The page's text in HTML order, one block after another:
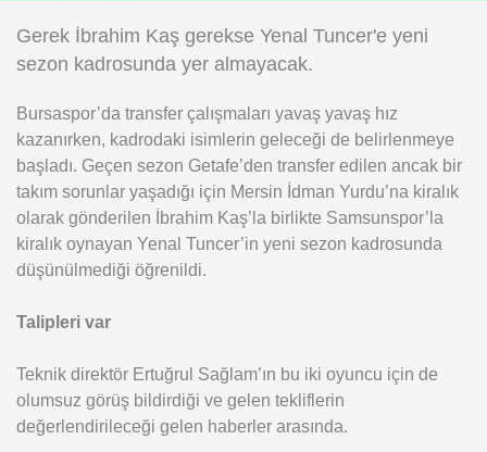
Instagram
iOS
Gerek İbrahim Kaş gerekse Yenal Tuncer'e yeni
sezon kadrosunda yer almayacak.
Bursaspor’da transfer çalışmaları yavaş yavaş hız
kazanırken, kadrodaki isimlerin geleceği de belirlenmeye
başladı. Geçen sezon Getafe’den transfer edilen ancak bir
takım sorunlar yaşadığı için Mersin İdman Yurdu’na kiralık
olarak gönderilen İbrahim Kaş’la birlikte Samsunspor’la
kiralık oynayan Yenal Tuncer’in yeni sezon kadrosunda
düşünülmediği öğrenildi.
Talipleri var
Teknik direktör Ertuğrul Sağlam’ın bu iki oyuncu için de
olumsuz görüş bildirdiği ve gelen tekliflerin
değerlendirileceği gelen haberler arasında.